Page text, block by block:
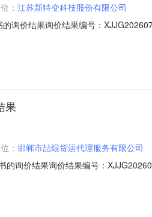
： 江苏新特变科技股份有限公司
询价结果询价结果编号：
份有限公司286620变压器见技术协
果
： 邯郸市喆焜货运代理服务有限公司
询价结果询价结果编号：
代理服务有限公司561422收派服务